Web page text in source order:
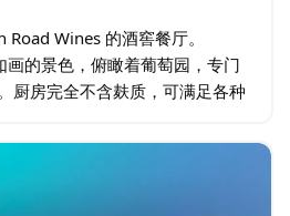
Wines 的酒窖餐厅。
的景色，俯瞰着葡萄园，专门
厨房完全不含麸质，可满足各种